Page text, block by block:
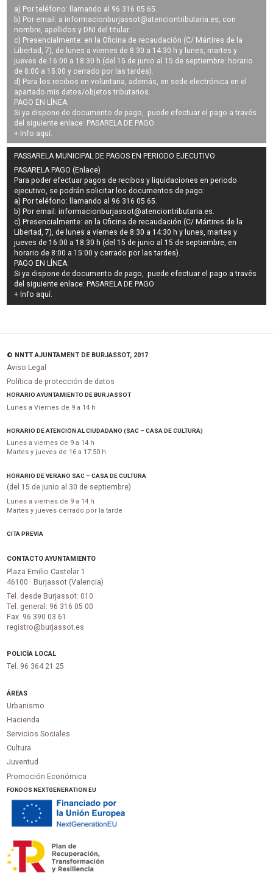
a) Por teléfono: llamando al 96 316 05 65.
b) Por email: a informacionburjassot@atenciontributaria.es, con
nombre, apellidos y DNI del titular.
c) Presencialmente: en la Oficina de recaudación (C/ Mártires de la
Libertad, 7), de lunes a viernes de 8:30 a 14:30 h y lunes, martes y
jueves de 16:00 a 18:30 h (del 15 de junio al 15 de septiembre: horario
de 8:00 a 15:00 y cerrado por las tardes).
d) Para los recibos en voluntaria, además, en sede electrónica en el
apartado mis datos/objetos tributarios.
PAGO EN LÍNEA:
Si ya dispone de documento de pago, puede efectuar el pago a través
del siguiente enlace: PASARELA DE PAGO
+ Info aquí.
PASSARELA MUNICIPAL DE PAGOS EN PERIODO EJECUTIVO
PASARELA PAGO (Enlace)
Para poder efectuar pagos derecibos y liquidaciones en periodo
ejecutivo, se podrán solicitar los documentos de pago:
a) Por teléfono: llamando al 96 316 05 65.
b) Por email:informacionburjassot@atenciontributaria.es.
c) Presencialmente: en la Oficina de recaudación (C/ Mártires de la
Libertad, 7), de lunes a viernes de 8:30 a 14:30 h y lunes, martes y
jueves de 16:00 a 18:30 h (del 15 de junio al 15 de septiembre, en
horario de 8:00 a 15:00 y cerrado por las tardes).
PAGO EN LÍNEA:
Si ya dispone de documento de pago, puede efectuar el pago a través
del siguiente enlace: PASARELA DE PAGO
+ Info aquí.
© NNTT AJUNTAMENT DE BURJASSOT, 2017
Aviso Legal
Política de protección de datos
HORARIO AYUNTAMIENTO DE BURJASSOT
Lunes a Viernes de 9 a 14 h
HORARIO DE ATENCIÓN AL CIUDADANO (SAC – CASA DE CULTURA)
Lunes a viernes de 9 a 14 h
Martes y jueves de 16 a 17:50 h
HORARIO DE VERANO SAC – CASA DE CULTURA
(del 15 de junio al 30 de septiembre)
Lunes a viernes de 9 a 14 h
Martes y jueves cerrado por la tarde
CITA PREVIA
CONTACTO AYUNTAMIENTO
Plaza Emilio Castelar 1
46100 · Burjassot (Valencia)
Tel. desde Burjassot: 010
Tel. general: 96 316 05 00
Fax. 96 390 03 61
registro@burjassot.es
POLICÍA LOCAL
Tel. 96 364 21 25
ÁREAS
Urbanismo
Hacienda
Servicios Sociales
Cultura
Juventud
Promoción Económica
FONDOS NEXTGENERATION EU